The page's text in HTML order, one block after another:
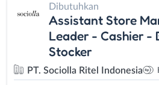
Dibutuhkan
Assistant Store
Leader - Cashier -
Stocker
PT. Sociolla Ritel Indonesia